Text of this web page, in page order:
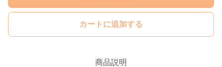
カートに追加する
商品説明